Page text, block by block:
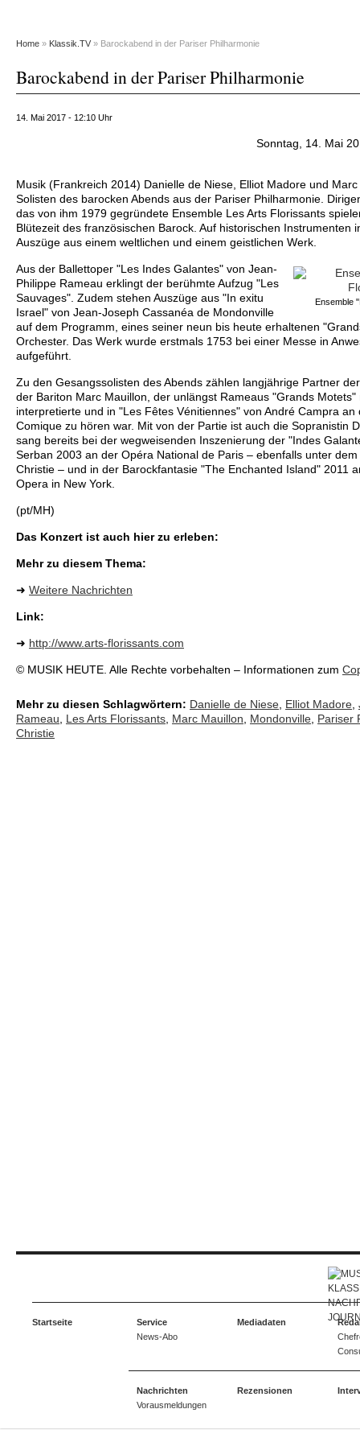
Home » Klassik.TV » Barockabend in der Pariser Philharmonie
Barockabend in der Pariser Philharmonie
14. Mai 2017 - 12:10 Uhr
Sonntag, 14. Mai
Musik (Frankreich 2014) Danielle de Niese, Elliot Madore und
Solisten des barocken Abends aus der Pariser Philharmonie.
das von ihm 1979 gegründete Ensemble Les Arts Florissants
Blütezeit des französischen Barock. Auf historischen Instrumenten
Auszüge aus einem weltlichen und einem geistlichen Werk.
Ensemble
Aus der Ballettoper "Les Indes Galantes" von Jean-
Philippe Rameau erklingt der berühmte Aufzug "Les
Sauvages". Zudem stehen Auszüge aus "In exitu
Israel" von Jean-Joseph Cassanéa de Mondonville
auf dem Programm, eines seiner neun bis heute erhaltenen
Orchester. Das Werk wurde erstmals 1753 bei einer Messe in
aufgeführt.
Zu den Gesangssolisten des Abends zählen langjährige Partner
der Bariton Marc Mauillon, der unlängst Rameaus "Grands Motets"
interpretierte und in "Les Fêtes Vénitiennes" von André Campra an
Comique zu hören war. Mit von der Partie ist auch die Sopranistin
sang bereits bei der wegweisenden Inszenierung der "Indes
Serban 2003 an der Opéra National de Paris – ebenfalls unter
Christie – und in der Barockfantasie "The Enchanted Island" 2011
Opera in New York.
(pt/MH)
Das Konzert ist auch hier zu erleben:
Mehr zu diesem Thema:
➜ Weitere Nachrichten
Link:
➜ http://www.arts-florissants.com
© MUSIK HEUTE. Alle Rechte vorbehalten – Informationen zum
Mehr zu diesen Schlagwörtern: Danielle de Niese, Elliot Madore,
Rameau, Les Arts Florissants, Marc Mauillon, Mondonville, Pariser
Christie
Startseite
Service
News-Abo
Mediadaten
Nachrichten
Vorausmeldungen
Rezensionen